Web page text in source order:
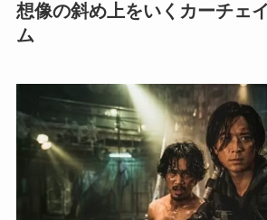
想像の斜め上をいくカーチェ
ム